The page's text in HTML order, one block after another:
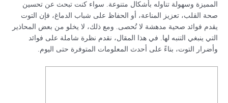
المميزة وسهولة تناوله بأشكال متنوعة. سواء كنت تبحث عن تحسين
صحة القلب، تعزيز المناعة، أو الحفاظ على شباب الدماغ، فإن التوت
يقدم فوائد صحية مدهشة لا تُحصى. ومع ذلك، لا يخلو من بعض المحاذير
التي ينبغي التنبه لها. في هذا المقال، نقدم نظرة شاملة على فوائد
وأضرار التوت، بناءً على أحدث المعلومات المتوفرة حتى اليوم.